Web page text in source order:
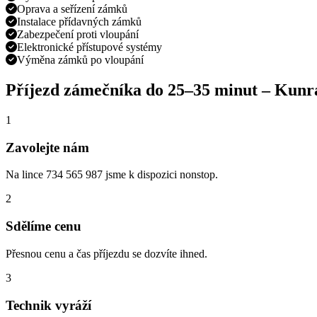
Oprava a seřízení zámků
Instalace přídavných zámků
Zabezpečení proti vloupání
Elektronické přístupové systémy
Výměna zámků po vloupání
Příjezd zámečníka do 25–35 minut–
1
Zavolejte nám
Na lince 734 565 987 jsme k dispozici nonstop.
2
Sdělíme cenu
Přesnou cenu a čas příjezdu se dozvíte ihned.
3
Technik vyráží